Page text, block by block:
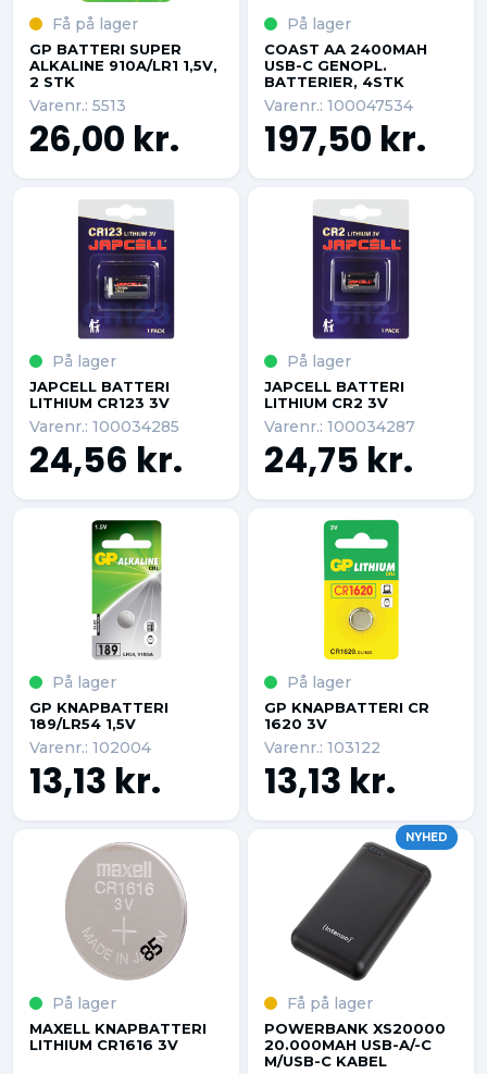
Få på lager
GP BATTERI SUPER
ALKALINE 910A/LR1 1,5V,
2 STK
Varenr.: 5513
26,00 kr.
På lager
COAST AA 2400MAH
USB-C GENOPL.
BATTERIER, 4STK
Varenr.: 100047534
197,50 kr.
På lager
JAPCELL BATTERI
LITHIUM CR123 3V
Varenr.: 100034285
24,56 kr.
På lager
JAPCELL BATTERI
LITHIUM CR2 3V
Varenr.: 100034287
24,75 kr.
På lager
GP KNAPBATTERI
189/LR54 1,5V
Varenr.: 102004
13,13 kr.
På lager
GP KNAPBATTERI CR
1620 3V
Varenr.: 103122
13,13 kr.
På lager
MAXELL KNAPBATTERI
LITHIUM CR1616 3V
NYHED
Få på lager
POWERBANK XS20000
20.000MAH USB-A/-C
M/USB-C KABEL